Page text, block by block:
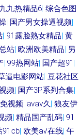
九九热精品6| 综合色图
| 国产男女操逼视频|
| 91露脸熟女精品| 黄
站| 欧洲欧美精品| 另
| 99热网站| 国产超91 |
逼电影网站| 豆花社区
频| 国产3P系列合集|
视频| avav久| 狼友伊
频| 精品国产乱码| 91
91cb| 欧美a√在线| 午